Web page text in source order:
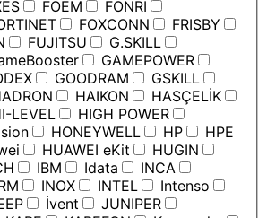
FOEM
FONRI
FOXCONN
FRISBY
FUJITSU
G.SKILL
GAMEPOWER
GOODRAM
GSKILL
HAIKON
HASÇELİK
LEVEL
HIGH POWER
HONEYWELL HP
HPE
HUAWEI eKit
HUGIN
IBM Idata
INCA
INOX INTEL
Intenso
İvent
JUNIPER